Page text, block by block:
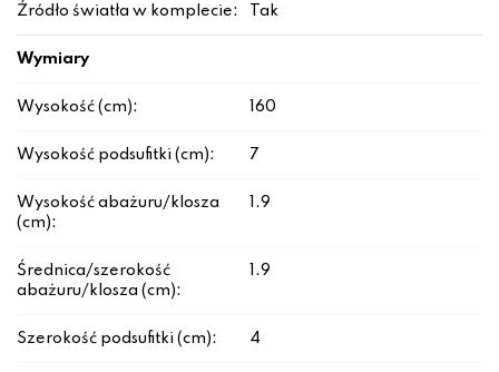
Źródło światła w komplecie: Tak
Wymiary
Wysokość (cm): 160
Wysokość podsufitki (cm): 7
Wysokość abażuru/klosza
(cm):
1.9
Średnica/szerokość
abażuru/klosza (cm):
1.9
Szerokość podsufitki (cm): 4